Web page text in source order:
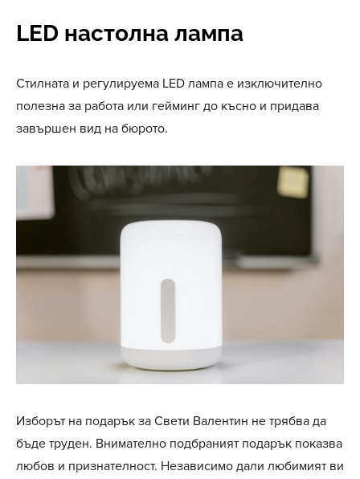
LED настолна лампа
Стилната и регулируема LED лампа е изключително
полезна за работа или гейминг до късно и придава
завършен вид на бюрото.
Изборът на подарък за Свети Валентин не трябва да
бъде труден. Внимателно подбраният подарък показва
любов и признателност. Независимо дали любимият ви